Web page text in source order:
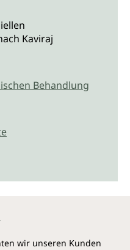
Kaviraj
Behandlung
wir unseren Kunden